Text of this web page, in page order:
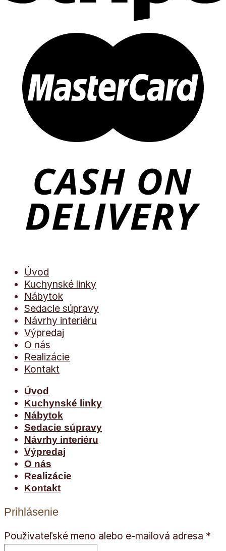
Úvod
Kuchynské linky
Nábytok
Sedacie súpravy
Návrhy interiéru
Výpredaj
O nás
Realizácie
Kontakt
Úvod
Kuchynské linky
Nábytok
Sedacie súpravy
Návrhy interiéru
Výpredaj
O nás
Realizácie
Kontakt
Prihlásenie
Používateľské meno alebo e-mailová adresa *